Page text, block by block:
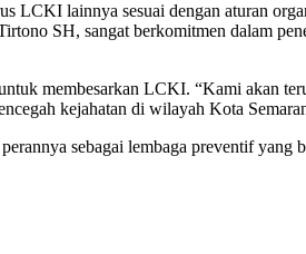
LCKI lainnya sesuai dengan aturan
SH, sangat berkomitmen dalam
membesarkan LCKI. “Kami akan
kejahatan di wilayah Kota
sebagai lembaga preventif yang